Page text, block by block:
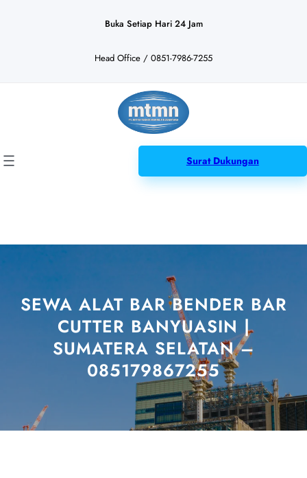
Buka Setiap Hari 24 Jam
Head Office / 0851-7986-7255
Surat Dukungan
SEWA ALAT BAR BENDER BAR
CUTTER BANYUASIN |
SUMATERA SELATAN –
085179867255